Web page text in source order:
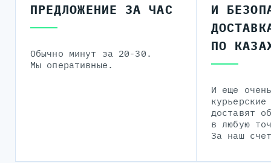
ПРЕДЛОЖЕНИЕ ЗА ЧАС
Обычно минут за 20-30.
Мы оперативные.
И
ПО
И еще
доставят
в любую
За наш